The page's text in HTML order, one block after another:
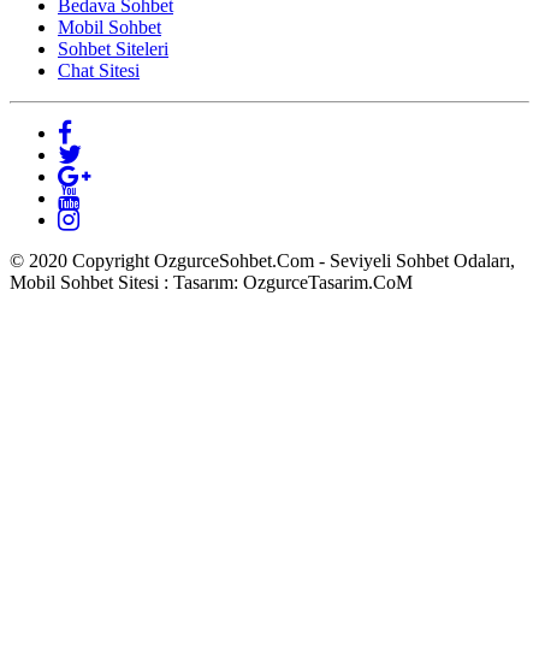
Bedava Sohbet
Mobil Sohbet
Sohbet Siteleri
Chat Sitesi
© 2020 Copyright OzgurceSohbet.Com - Seviyeli Sohbet Odaları,
Mobil Sohbet Sitesi : Tasarım: OzgurceTasarim.CoM